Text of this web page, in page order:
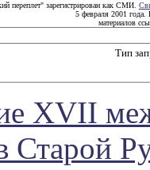
переплет" зарегистрирован как СМИ.
5 февраля 2001 года.
материалов
Тип
XVII
Старой